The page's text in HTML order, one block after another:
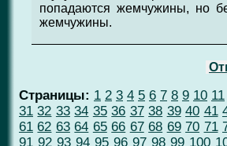
попадаются жемчужины, но
жемчужины.
Страницы: 1 2 3 4 5 6 7 8 9 10 11
31 32 33 34 35 36 37 38 39 40 41
61 62 63 64 65 66 67 68 69 70 71
91 92 93 94 95 96 97 98 99 100